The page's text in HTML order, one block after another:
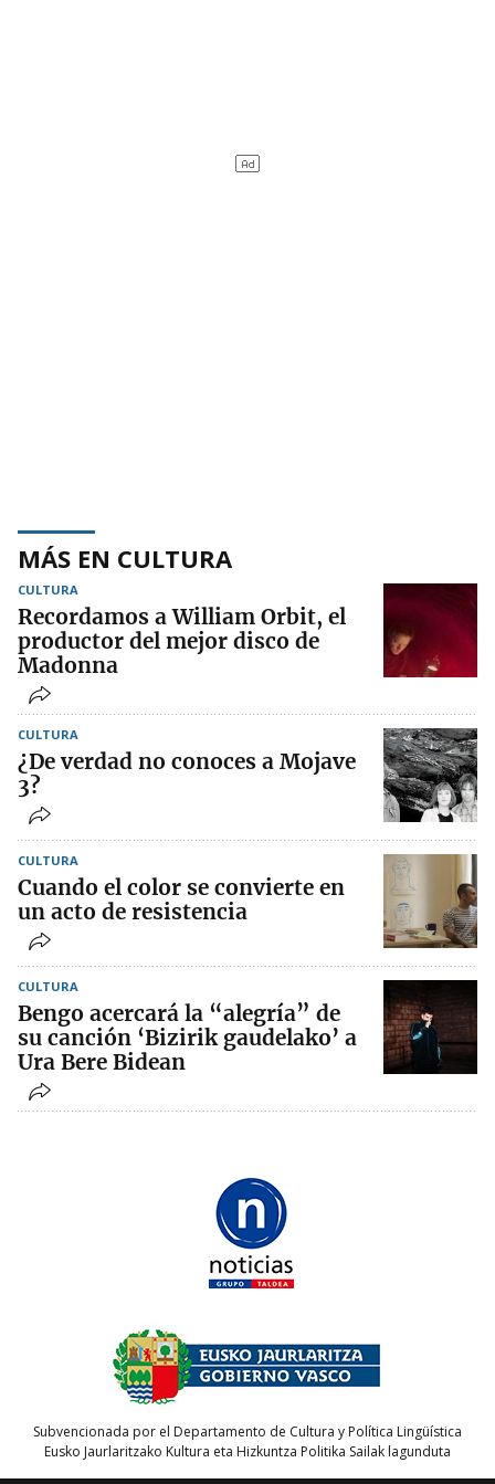
MÁS EN CULTURA
CULTURA
Recordamos a William Orbit, el
productor del mejor disco de
Madonna
CULTURA
¿De verdad no conoces a Mojave
3?
CULTURA
Cuando el color se convierte en
un acto de resistencia
CULTURA
Bengo acercará la “alegría” de
su canción ‘Bizirik gaudelako’ a
Ura Bere Bidean
Subvencionada por el Departamento de Cultura y Política Lingüística
Eusko Jaurlaritzako Kultura eta Hizkuntza Politika Sailak lagunduta